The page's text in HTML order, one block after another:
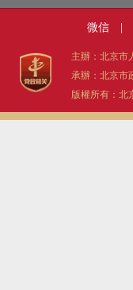
多語種
微信
主辦：北京市
承辦：北京市
版權所有：北